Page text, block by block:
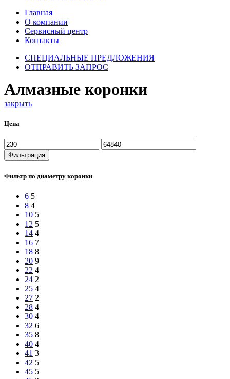
Главная
О компании
Сервисный центр
Контакты
СПЕЦИАЛЬНЫЕ ПРЕДЛОЖЕНИЯ
ОТПРАВИТЬ ЗАПРОС
Алмазные коронки
закрыть
Цена
Минимальная
цена
Максимальная
цена
Фильтрация
Фильтр по диаметру коронки
6 5
8 4
10 5
12 5
14 4
16 7
18 8
20 9
22 4
24 2
25 4
27 2
28 4
30 4
32 6
35 8
40 4
41 3
42 5
45 5